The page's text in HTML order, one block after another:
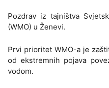
Pozdrav iz tajništva
(WMO) u Ženevi.
Prvi prioritet WMO-a je
od ekstremnih pojava
vodom.